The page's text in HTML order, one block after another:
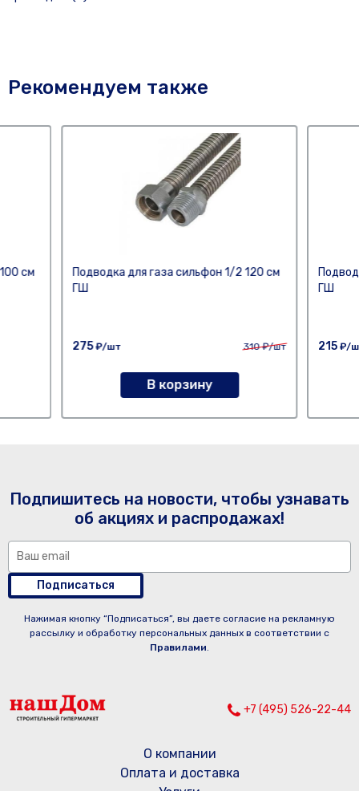
Рекомендуем также
см
Подводка для газа сильфон 1/2 120 см
ГШ
275₽/шт 310₽/шт
В корзину
ГШ
215 ₽/
Подпишитесь на новости, чтобы узнавать
об акциях и распродажах!
Подписаться
Нажимая кнопку “Подписаться”, вы даете согласие на рекламную
рассылку и обработку персональных данных в соответствии с
Правилами.
+7 (495) 526-22-44
О компании
Оплата и доставка